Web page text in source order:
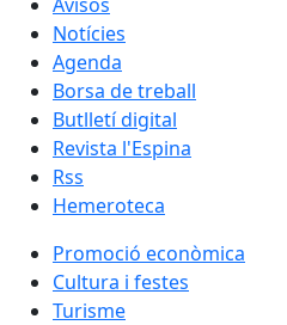
Notícies
Agenda
Borsa de treball
Butlletí digital
Revista l'Espina
Rss
Hemeroteca
Promoció econòmica
Cultura i festes
Turisme